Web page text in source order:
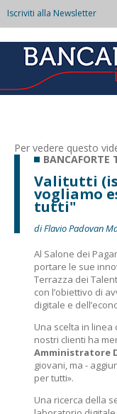
Iscriviti alla Newsletter
Per vedere questo
BANCAFORTE
Valitutti
vogliamo
tutti"
di Flavio Padovan
Al Salone dei
portare le sue
Terrazza dei
con l’obiettivo di
digitale e
Una scelta in linea
nostri clienti ha
Amministratore
giovani, ma -
per tutti».
Una ricerca della